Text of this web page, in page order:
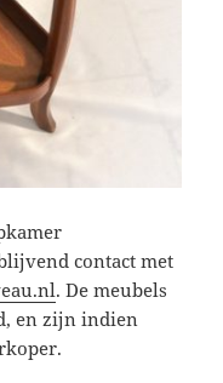
contact met
. De meubels
en zijn indien